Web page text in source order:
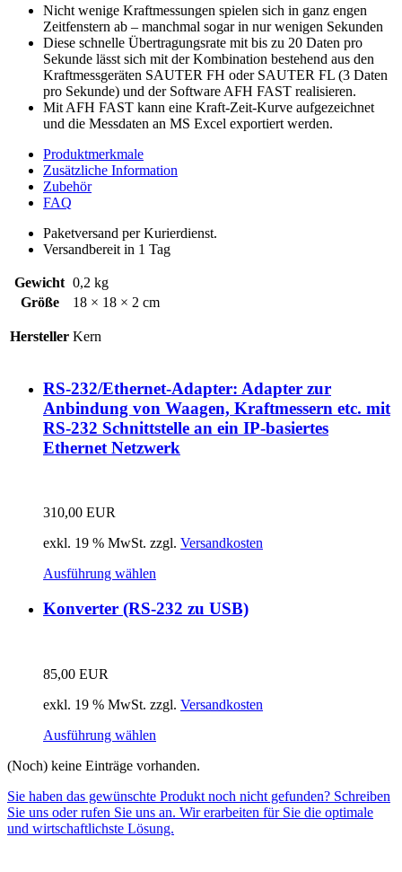
Nicht wenige Kraftmessungen spielen sich in ganz engen
Zeitfenstern ab – manchmal sogar in nur wenigen Sekunden
Diese schnelle Übertragungsrate mit bis zu 20 Daten pro
Sekunde lässt sich mit der Kombination bestehend aus den
Kraftmessgeräten SAUTER FH oder SAUTER FL (3 Daten
pro Sekunde) und der Software AFH FAST realisieren.
Mit AFH FAST kann eine Kraft-Zeit-Kurve aufgezeichnet
und die Messdaten an MS Excel exportiert werden.
Produktmerkmale
Zusätzliche Information
Zubehör
FAQ
Paketversand per Kurierdienst.
Versandbereit in 1 Tag
Gewicht 0,2 kg
Größe
18 × 18 × 2 cm
Hersteller Kern
RS-232/Ethernet-Adapter: Adapter zur
Anbindung von Waagen, Kraftmessern etc. mit
RS-232 Schnittstelle an ein IP-basiertes
Ethernet Netzwerk
310,00 EUR
exkl. 19 % MwSt. zzgl. Versandkosten
Ausführung wählen
Konverter (RS-232 zu USB)
85,00 EUR
exkl. 19 % MwSt. zzgl. Versandkosten
Ausführung wählen
(Noch) keine Einträge vorhanden.
Sie haben das gewünschte Produkt noch nicht gefunden? Schreiben
Sie uns oder rufen Sie uns an. Wir erarbeiten für Sie die optimale
und wirtschaftlichste Lösung.